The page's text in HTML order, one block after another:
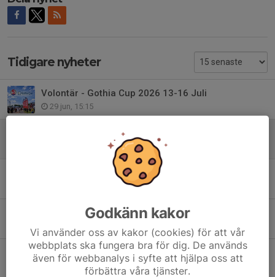
Tidigare nyheter
Volontär - Gothia Cup 2026 13-16 Juli
29 jun, 15:15
GoIK Camp - Sommar
Schema Fotografering 27 & 28/4
Fotbollsleken 2026 födda 2021
Actic Vattenpalatset bjuder på gratis
30 mar, 19:56
Godkänn kakor
Vi använder oss av kakor (cookies) för att vår
webbplats ska fungera bra för dig. De används
även för webbanalys i syfte att hjälpa oss att
förbättra våra tjänster.